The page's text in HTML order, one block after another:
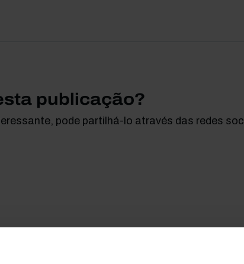
publicação?
pode partilhá-lo através das redes